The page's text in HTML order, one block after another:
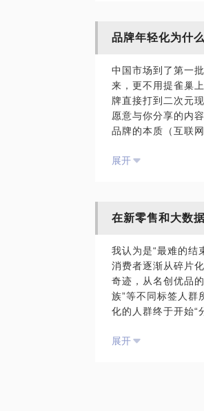
品牌年轻化为什
中国市场到了第一
来，更不用提雀巢
牌直接打到二次元
愿意与你分享的内容
品牌的本质（互联
品牌的打造
展开
在新零售和大数
我认为是“最难的结
消费者逐渐从碎片
奇迹，从名创优品
族”等不同标签人群
化的人群终于开始“
计这即将是“最有潜
展开